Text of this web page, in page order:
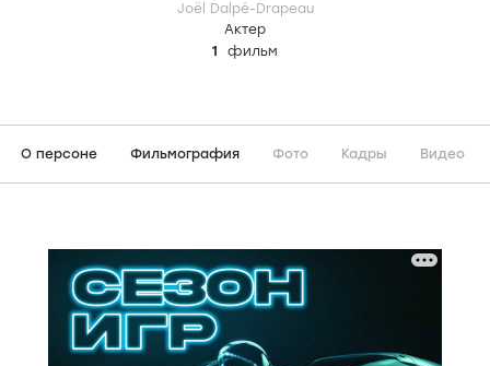
Joël Dalpé-Drapeau
Актер
1
фильм
О персоне Фильмография Фото Кадры Видео